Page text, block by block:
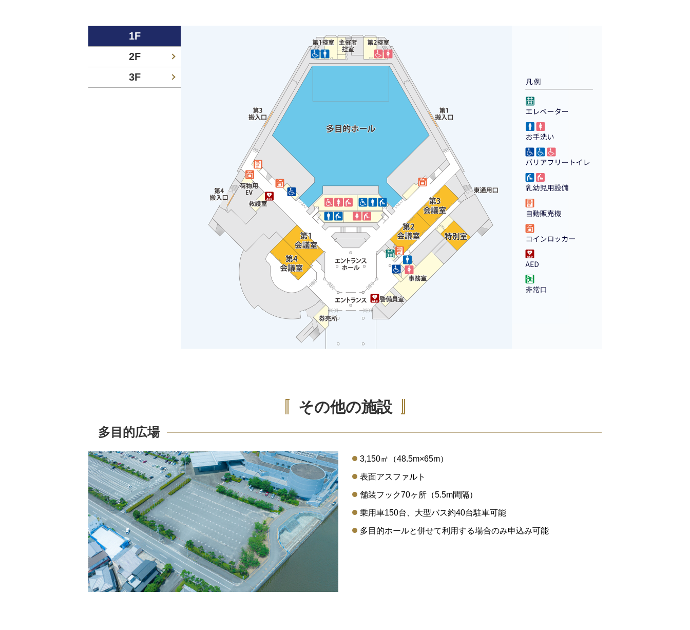
1F
2F
3F
その他の施設
多目的広場
3,150㎡（48.5m×65m）
表面アスファルト
舗装フック70ヶ所（5.5m間隔）
乗用車150台、大型バス約40台駐車可能
多目的ホールと併せて利用する場合のみ申込み可能